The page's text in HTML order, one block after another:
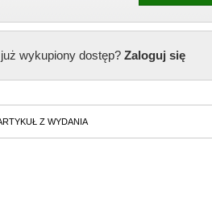
wykupiony dostęp?Zaloguj się
Z WYDANIA